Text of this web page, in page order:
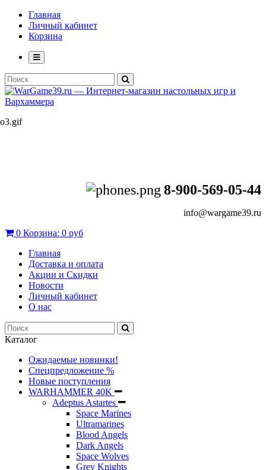
Главная
Личный кабинет
Корзина
8-900-569-05-44
info@wargame39.ru
0 Корзина: 0 руб
Главная
Доставка и оплата
Акции и Скидки
Новости
Личный кабинет
О нас
Каталог
Ожидаемые новинки!
Спецпредложение %
Новые поступления
WARHAMMER 40K
Adeptus Astartes
Space Marines
Ultramarines
Blood Angels
Dark Angels
Space Wolves
Grey Knights